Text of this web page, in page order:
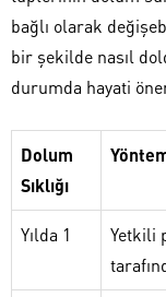
bağlı olarak
bir şekilde nasıl
durumda hayati
Dolum
Sıklığı
Yılda 1
Yetkili